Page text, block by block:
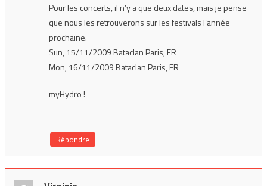
Pour les concerts, il n’y a que deux dates, mais je pense
que nous les retrouverons sur les festivals l’année
prochaine.
Sun, 15/11/2009 Bataclan Paris, FR
Mon, 16/11/2009 Bataclan Paris, FR
myHydro !
Répondre